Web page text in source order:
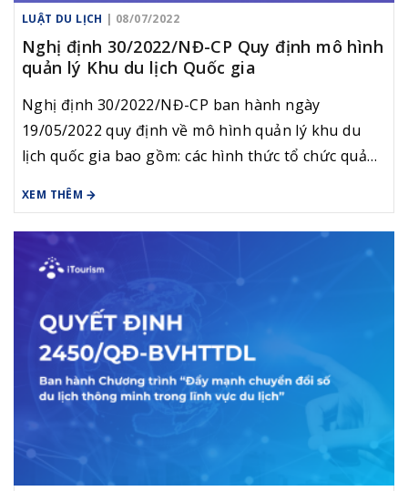
LUẬT DU LỊCH | 08/07/2022
Nghị định 30/2022/NĐ-CP Quy định mô hình
quản lý Khu du lịch Quốc gia
Nghị định 30/2022/NĐ-CP ban hành ngày
19/05/2022 quy định về mô hình quản lý khu du
lịch quốc gia bao gồm: các hình thức tổ chức quản
chức quản lý khu du lịch quốc gia; trách nhiệm của
cơ quan, tổ chức, cá nhân liên quan trong công tác
quản lý khu du lịch quốc gia.
XEM THÊM